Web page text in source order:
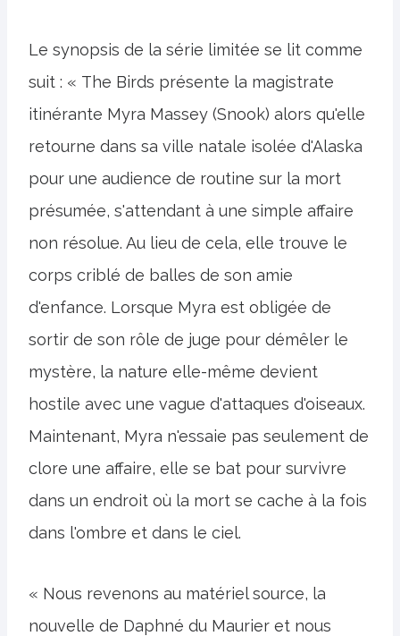
Le synopsis de la série limitée se lit comme
suit : « The Birds présente la magistrate
itinérante Myra Massey (Snook) alors qu'elle
retourne dans sa ville natale isolée d'Alaska
pour une audience de routine sur la mort
présumée, s'attendant à une simple affaire
non résolue. Au lieu de cela, elle trouve le
corps criblé de balles de son amie
d'enfance. Lorsque Myra est obligée de
sortir de son rôle de juge pour démêler le
mystère, la nature elle-même devient
hostile avec une vague d'attaques d'oiseaux.
Maintenant, Myra n'essaie pas seulement de
clore une affaire, elle se bat pour survivre
dans un endroit où la mort se cache à la fois
dans l'ombre et dans le ciel.
« Nous revenons au matériel source, la
nouvelle de Daphné du Maurier et nous